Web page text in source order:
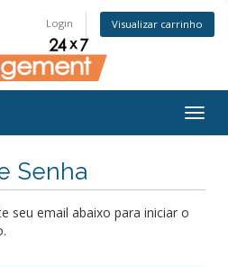
Login Visualizar carrinho
Senha
seu email abaixo para iniciar o